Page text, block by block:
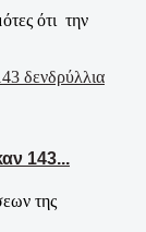
ότι την
143...
της